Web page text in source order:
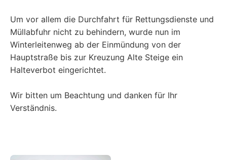
Um vor allem die Durchfahrt für Rettungsdienste und
Müllabfuhr nicht zu behindern, wurde nun im
Winterleitenweg ab der Einmündung von der
Hauptstraße bis zur Kreuzung Alte Steige ein
Halteverbot eingerichtet.
Wir bitten um Beachtung und danken für Ihr
Verständnis.